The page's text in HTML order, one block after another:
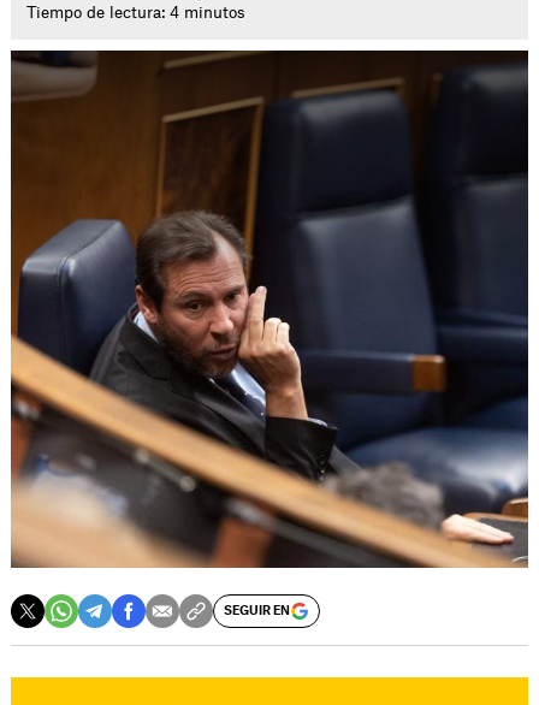
Tiempo de lectura: 4 minutos
SEGUIR EN